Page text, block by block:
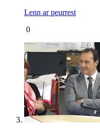
Lenn ar peurrest
0